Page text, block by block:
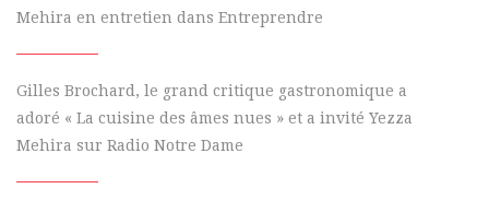
Mehira en entretien dans Entreprendre
Gilles Brochard, le grand critique gastronomique a
adoré « La cuisine des âmes nues » et a invité Yezza
Mehira sur Radio Notre Dame